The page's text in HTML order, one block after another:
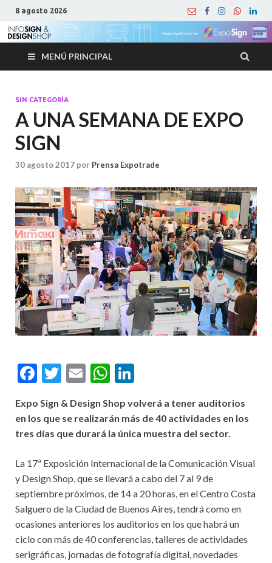
8 agosto 2026
MENÚ PRINCIPAL
SIN CATEGORÍA
A UNA SEMANA DE EXPO
SIGN
30 agosto 2017 por Prensa Expotrade
F
e
b
o
k
T
itt
er
E
ai
l
W
at
s
p
p
ke
dI
Expo Sign & Design Shop volverá a tener auditorios
en los que se realizarán más de 40 actividades en los
tres días que durará la única muestra del sector.
La 17ª Exposición Internacional de la Comunicación Visual
y Design Shop, que se llevará a cabo del 7 al 9 de
septiembre próximos, de 14 a 20 horas, en el Centro Costa
Salguero de la Ciudad de Buenos Aires, tendrá como en
ocasiones anteriores los auditorios en los que habrá un
ciclo con más de 40 conferencias, talleres de actividades
serigráficas, jornadas de fotografía digital, novedades